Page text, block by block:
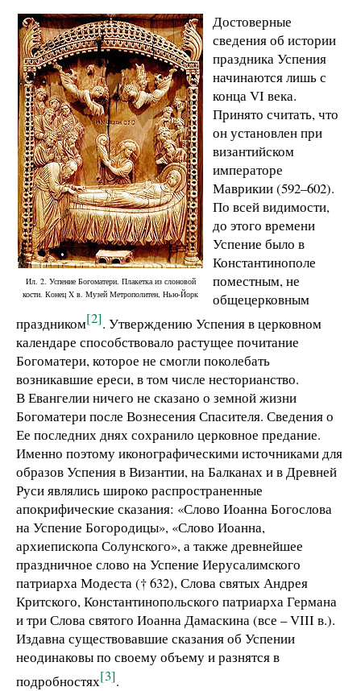
Ил. 2. Успение Богоматери. Плакетка из слоновой
кости. Конец X в. Музей Метрополитен, Нью-Йорк
Достоверные
сведения об истории
праздника Успения
начинаются лишь с
конца VI века.
Принято считать, что
он установлен при
византийском
императоре
Маврикии (592–602).
По всей видимости,
до этого времени
Успение было в
Константинополе
поместным, не
общецерковным
праздником[2]. Утверждению Успения в церковном
календаре способствовало растущее почитание
Богоматери, которое не смогли поколебать
возникавшие ереси, в том числе несторианство.
В Евангелии ничего не сказано о земной жизни
Богоматери после Вознесения Спасителя. Сведения о
Ее последних днях сохранило церковное предание.
Именно поэтому иконографическими источниками для
образов Успения в Византии, на Балканах и в Древней
Руси являлись широко распространенные
апокрифические сказания: «Слово Иоанна Богослова
на Успение Богородицы», «Слово Иоанна,
архиепископа Солунского», а также древнейшее
праздничное слово на Успение Иерусалимского
патриарха Модеста († 632), Слова святых Андрея
Критского, Константинопольского патриарха Германа
и три Слова святого Иоанна Дамаскина (все – VIII в.).
Издавна существовавшие сказания об Успении
неодинаковы по своему объему и разнятся в
подробностях[3].